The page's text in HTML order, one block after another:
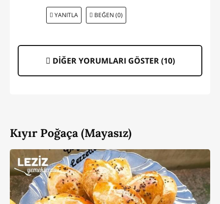
YANITLA BEĞEN (0)
DİĞER YORUMLARI GÖSTER (10)
Kıyır Poğaça (Mayasız)